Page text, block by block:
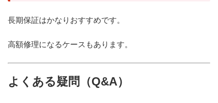
長期保証はかなりおすすめです。
高額修理になるケースもあります。
よくある疑問（Q&A）